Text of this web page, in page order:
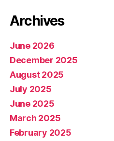
Archives
June 2026
December 2025
August 2025
July 2025
June 2025
March 2025
February 2025